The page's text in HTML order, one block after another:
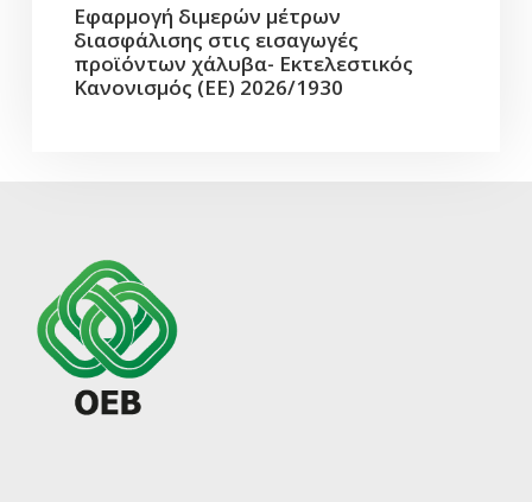
Εφαρμογή διμερών μέτρων
διασφάλισης στις εισαγωγές
προϊόντων χάλυβα- Εκτελεστικός
Κανονισμός (ΕΕ) 2026/1930